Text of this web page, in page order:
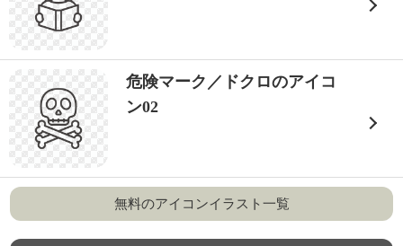
危険マーク／ドクロのアイコ
ン02
無料のアイコンイラスト一覧